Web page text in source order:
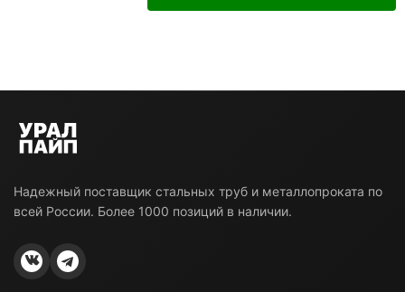
Надежный поставщик стальных труб и металлопроката по
всей России. Более 1000 позиций в наличии.